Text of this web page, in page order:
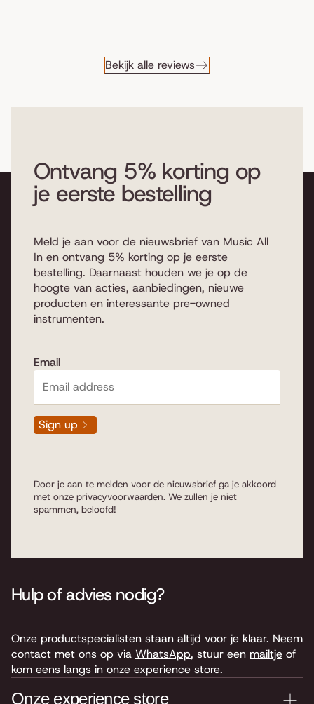
Bekijk alle reviews
Ontvang 5% korting op
je eerste bestelling
Meld je aan voor de nieuwsbrief van Music All
In en ontvang 5% korting op je eerste
bestelling. Daarnaast houden we je op de
hoogte van acties, aanbiedingen, nieuwe
producten en interessante pre-owned
instrumenten.
Email
Sign up
Door je aan te melden voor de nieuwsbrief ga je akkoord
met onze privacyvoorwaarden. We zullen je niet
spammen, beloofd!
Hulp of advies nodig?
Onze productspecialisten staan altijd voor je klaar. Neem
contact met ons op via WhatsApp, stuur een mailtje of
kom eens langs in onze experience store.
Onze experience store